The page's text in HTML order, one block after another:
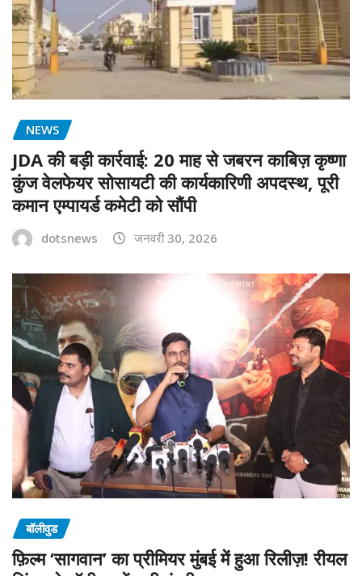
NEWS
JDA की बड़ी कार्रवाई: 20 माह से जबरन काबिज़ कृष्णा
कुंज वेलफेयर सोसायटी की कार्यकारिणी अपदस्थ, पूरी
कमान एम्पायर्ड कमेटी को सौंपी
dotsnews जनवरी 30, 2026
बॉलीवुड
फ़िल्म ‘सागवान’ का प्रीमियर मुंबई में हुआ रिलीज़! रीयल